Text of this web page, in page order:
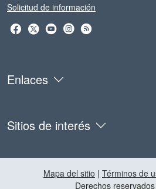
Solicitud de información
Enlaces
Sitios de interés
Mapa del sitio | Términos de
Derechos